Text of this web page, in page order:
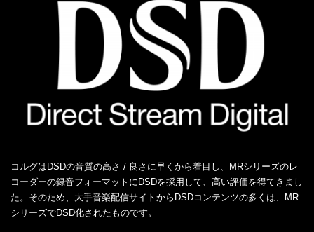
コルグはDSDの音質の高さ / 良さに早くから着目し、MRシリーズのレ
コーダーの録音フォーマットにDSDを採用して、高い評価を得てきまし
た。そのため、大手音楽配信サイトからDSDコンテンツの多くは、MR
シリーズでDSD化されたものです。